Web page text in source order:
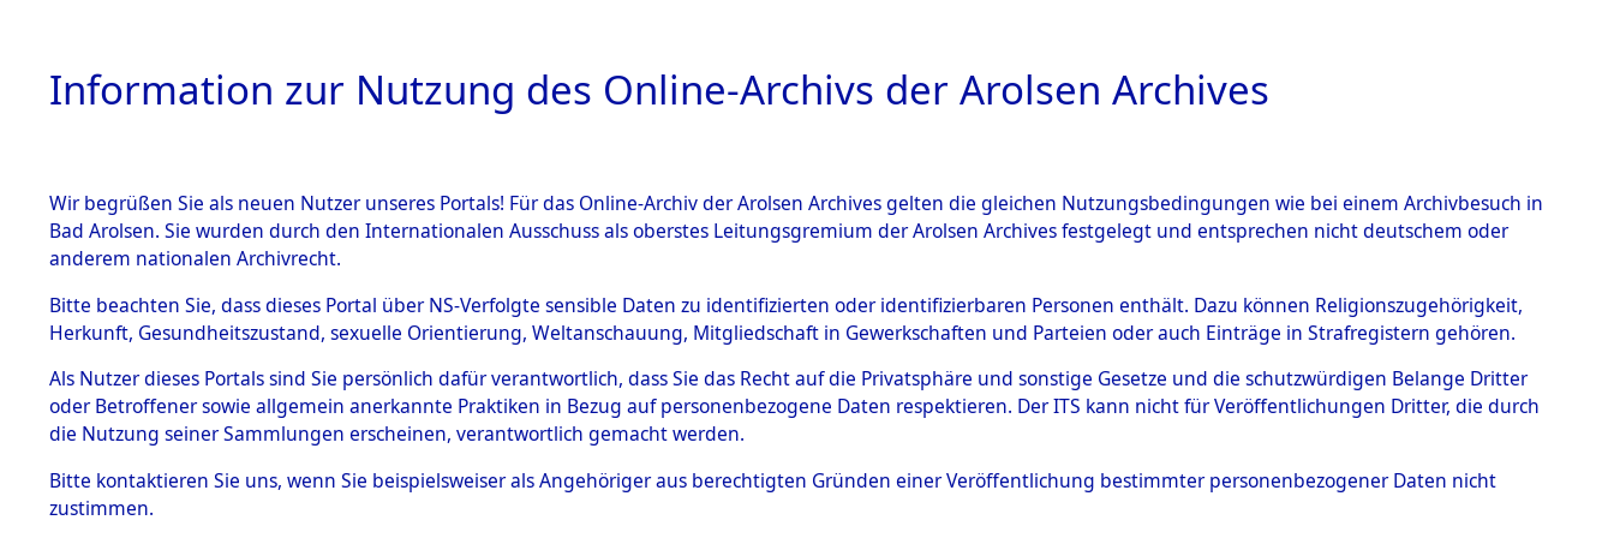
HOME BESTANDSBESCHREIBUNG ARCHIVALE ÜBERSICHT BILD
BESTÄNDE
Inhaftierungsdoku
mente
5. Verschiedenes
Todesmärsche
5.3.1 Alliierte
Ermittlungen zu den Orten Schandelah - Steinrain.→0004
(84605701)→0120 (84605821)
0120 (84605821)
Information zur Nutzung des Online-Archivs der Arolsen Archives
Wir begrüßen Sie als neuen Nutzer unseres Portals! Für das Online-Archiv der Arolsen Archives gelten die gleichen Nutzungsbedingungen wie bei einem Archivbesuch in
Bad Arolsen. Sie wurden durch den Internationalen Ausschuss als oberstes Leitungsgremium der Arolsen Archives festgelegt und entsprechen nicht deutschem oder
anderem nationalen Archivrecht.
Bitte beachten Sie, dass dieses Portal über NS-Verfolgte sensible Daten zu identifizierten oder identifizierbaren Personen enthält. Dazu können Religionszugehörigkeit,
Herkunft, Gesundheitszustand, sexuelle Orientierung, Weltanschauung, Mitgliedschaft in Gewerkschaften und Parteien oder auch Einträge in Strafregistern gehören.
Als Nutzer dieses Portals sind Sie persönlich dafür verantwortlich, dass Sie das Recht auf die Privatsphäre und sonstige Gesetze und die schutzwürdigen Belange Dritter
oder Betroffener sowie allgemein anerkannte Praktiken in Bezug auf personenbezogene Daten respektieren. Der ITS kann nicht für Veröffentlichungen Dritter, die durch
die Nutzung seiner Sammlungen erscheinen, verantwortlich gemacht werden.
Bitte kontaktieren Sie uns, wenn Sie beispielsweiser als Angehöriger aus berechtigten Gründen einer Veröffentlichung bestimmter personenbezogener Daten nicht
zustimmen.